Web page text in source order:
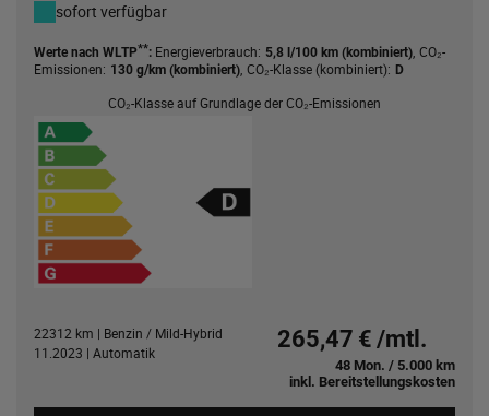
sofort verfügbar
Werte nach WLTP**: Energieverbrauch: 5,8 l/100 km (kombiniert) CO₂-
Emissionen: 130 g/km (kombiniert) CO₂-Klasse (kombiniert): D
CO₂-Klasse auf Grundlage der CO₂-Emissionen
22312 km | Benzin / Mild-Hybrid
11.2023 | Automatik
265,47 € /mtl.
48 Mon. / 5.000 km
inkl. Bereitstellungskosten